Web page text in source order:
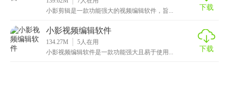
小影剪辑是一款功能强大的视频编辑软件，旨...
下载
小影视频编辑软件
134.27M 5 人在用
小影视频编辑软件是一款功能强大且易于使用...
下载